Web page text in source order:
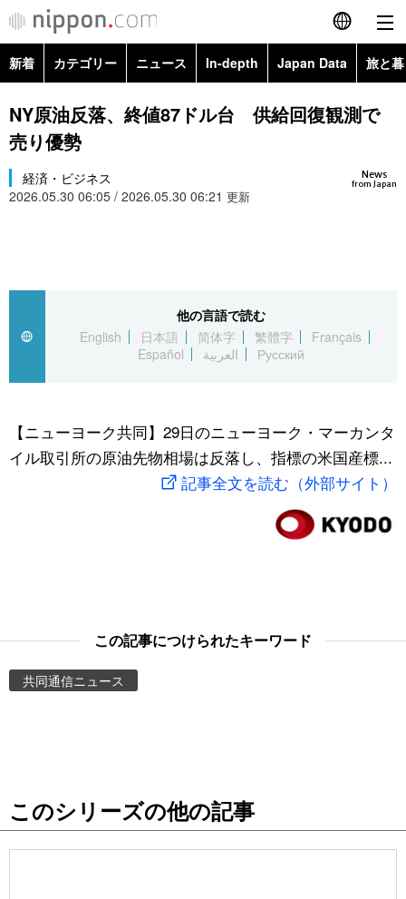
English
简体字
Русский
カテゴリー
国際
社会
文化
アーカイブ
Japan Data
旅と暮らし
動画/Live
Images
People
公式SNS
新着 カテゴリー ニュース In-depth Japan Data 旅と
政治・外交
経済・ビジネス
国際・海外
文化
科学・技術
暮らし
スポーツ・東京2020
Topics
NY原油反落、終値87ドル台 供給回復観測で
売り優勢
News
from Japan
経済・ビジネス
2026.05.30 06:05 / 2026.05.30 06:21 更新
他の言語で読む
English
日本語 简体字 繁體字
Français
Español
العربية Русский
【ニューヨーク共同】29日のニューヨーク・マーカンタ
イル取引所の原油先物相場は反落し、指標の米国産標...
記事全文を読む（外部サイト）
この記事につけられたキーワード
共同通信ニュース
このシリーズの他の記事